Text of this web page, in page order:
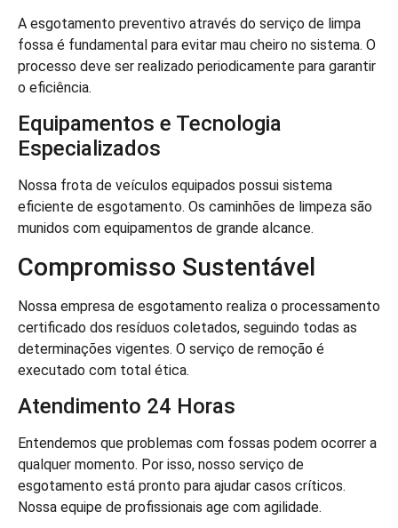
A esgotamento preventivo através do serviço de limpa
fossa é fundamental para evitar mau cheiro no sistema. O
processo deve ser realizado periodicamente para garantir
o eficiência.
Equipamentos e Tecnologia
Especializados
Nossa frota de veículos equipados possui sistema
eficiente de esgotamento. Os caminhões de limpeza são
munidos com equipamentos de grande alcance.
Compromisso Sustentável
Nossa empresa de esgotamento realiza o processamento
certificado dos resíduos coletados, seguindo todas as
determinações vigentes. O serviço de remoção é
executado com total ética.
Atendimento 24 Horas
Entendemos que problemas com fossas podem ocorrer a
qualquer momento. Por isso, nosso serviço de
esgotamento está pronto para ajudar casos críticos.
Nossa equipe de profissionais age com agilidade.